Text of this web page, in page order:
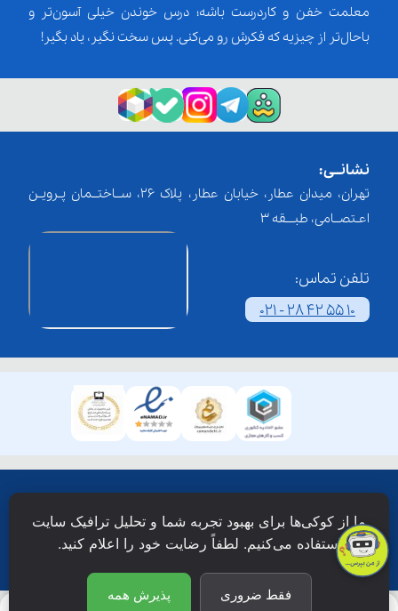
معلمت خفن و کاردرست باشه؛ درس خوندن خیلی آسون‌تر و
باحال‌تر از چیزیه که فکرش رو می‌کنی. پس سخت نگیر، یاد بگیر!
نشانــی:
تهران، میدان عطار، خیابان عطار، پلاک 26، ســاختــمان پـرویـن
اعـتصــامی، طبـــقه 3
تلفن تماس:
021 - 28 42 55 10
دانش نویان محفوظ است.
ما از کوکی‌ها برای بهبود تجربه شما و تحلیل ترافیک سایت
استفاده می‌کنیم. لطفاً رضایت خود را اعلام کنید.
فقط ضروری پذیرش همه